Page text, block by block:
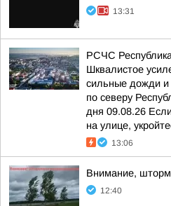
13:31
РСЧС
Шквалистое
сильные дожди и
по северу
дня 09.08.26
на улице,
13:06
Внимание,
12:40